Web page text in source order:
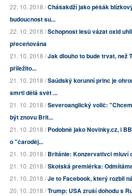
22. 10. 2018 /Chášakdží jako pěšák
budoucnost su...
22. 10. 2018 /Schopnost lesů vázat oxid
přeceňována
21. 10. 2018 /Jak dlouho to bude trvat, než
příležito...
21. 10. 2018 /Saúdský korunní princ je
smrti dělá svět ...
21. 10. 2018 /Severoanglický volič:
být znovu Brit...
21. 10. 2018 /Podobně jako Novinky.cz, i
o "čaroděj...
21. 10. 2018 /Británie: Konzervativci mluví
21. 10. 2018 /Skotská premiérka:
21. 10. 2018 /Je to Facebook, který rozbil
20. 10. 2018 /Trump: USA zruší dohodu s